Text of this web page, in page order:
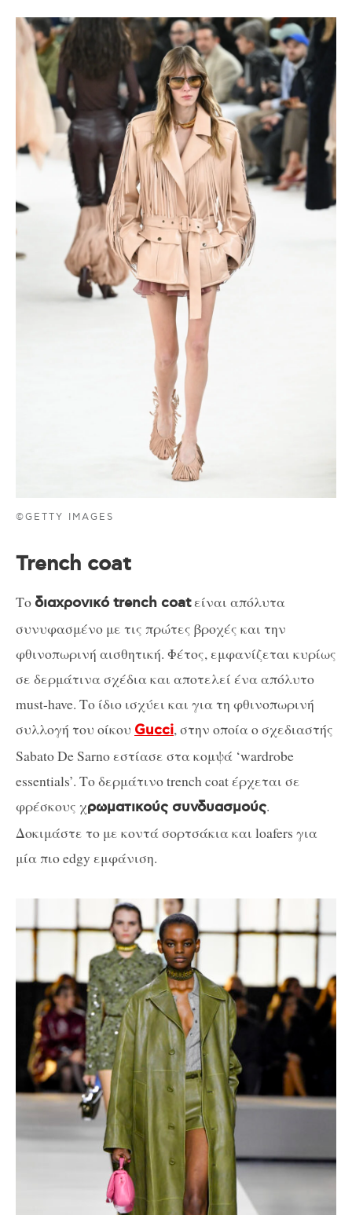
©GETTY IMAGES
Trench coat
Τοδιαχρονικό trench coatείναι απόλυτα
συνυφασμένο με τις πρώτες βροχές και την
φθινοπωρινή αισθητική. Φέτος, εμφανίζεται κυρίως
σε δερμάτινα σχέδια και αποτελεί ένα απόλυτο
must-have. Το ίδιο ισχύει και για τη φθινοπωρινή
συλλογή του οίκου Gucci, στην οποία ο σχεδιαστής
Sabato De Sarno εστίασε στα κομψά ‘wardrobe
essentials’. Το δερμάτινο trench coat έρχεται σε
φρέσκους χρωματικούς συνδυασμούς.
Δοκιμάστε το με κοντά σορτσάκια και loafers για
μία πιο edgy εμφάνιση.